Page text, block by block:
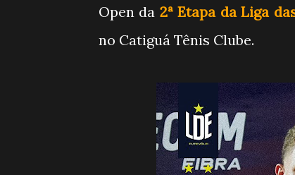
Open da 2ª Etapa da Liga
no Catiguá Tênis Clube.